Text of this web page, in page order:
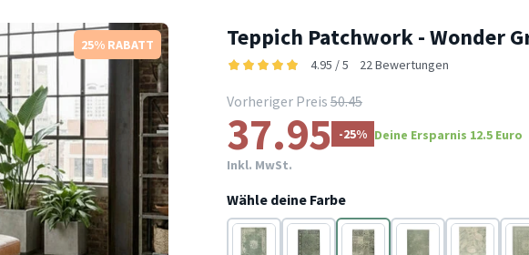
25% RABATT Teppich Patchwork - Wonder
4.95 / 5 22 Bewertungen
Vorheriger Preis 50.45
37.95 -25% Deine Ersparnis 12.5 Euro
Inkl. MwSt.
Wähle deine Farbe